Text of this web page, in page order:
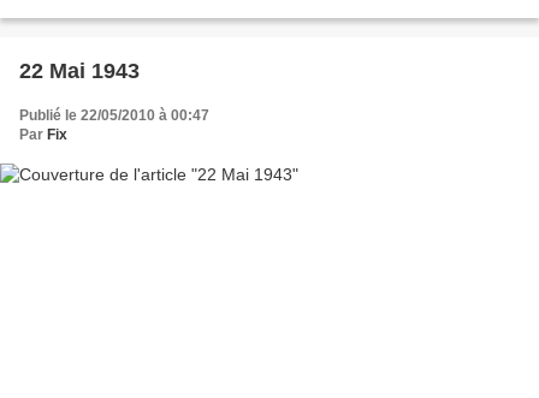
22 Mai 1943
Publié le 22/05/2010 à 00:47
Par Fix